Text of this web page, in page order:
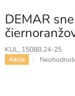
DEMAR
KUL_1508B.24-25
Akcia
Priemerné